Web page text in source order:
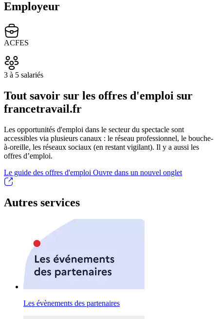
Employeur
ACFES
3 à 5 salariés
Tout savoir sur les offres d'emploi sur
francetravail.fr
Les opportunités d'emploi dans le secteur du spectacle sont
accessibles via plusieurs canaux : le réseau professionnel, le bouche-
à-oreille, les réseaux sociaux (en restant vigilant). Il y a aussi les
offres d’emploi.
Le guide des offres d'emploi Ouvre dans un nouvel onglet
Autres services
Les évènements des partenaires